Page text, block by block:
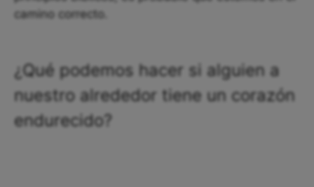
camino correcto.
¿Qué podemos hacer si alguien a
nuestro alrededor tiene un corazón
endurecido?